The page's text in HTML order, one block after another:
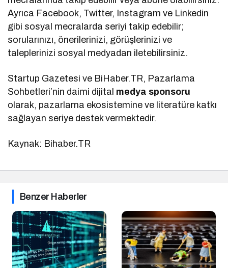
Ayrıca Facebook, Twitter, Instagram ve Linkedin
gibi sosyal mecralarda seriyi takip edebilir;
sorularınızı, önerilerinizi, görüşlerinizi ve
taleplerinizi sosyal medyadan iletebilirsiniz.
Startup Gazetesi ve BiHaber.TR, Pazarlama
Sohbetleri’nin daimi dijital medya sponsoru
olarak, pazarlama ekosistemine ve literatüre katkı
sağlayan seriye destek vermektedir.
Kaynak: Bihaber.TR
Benzer Haberler